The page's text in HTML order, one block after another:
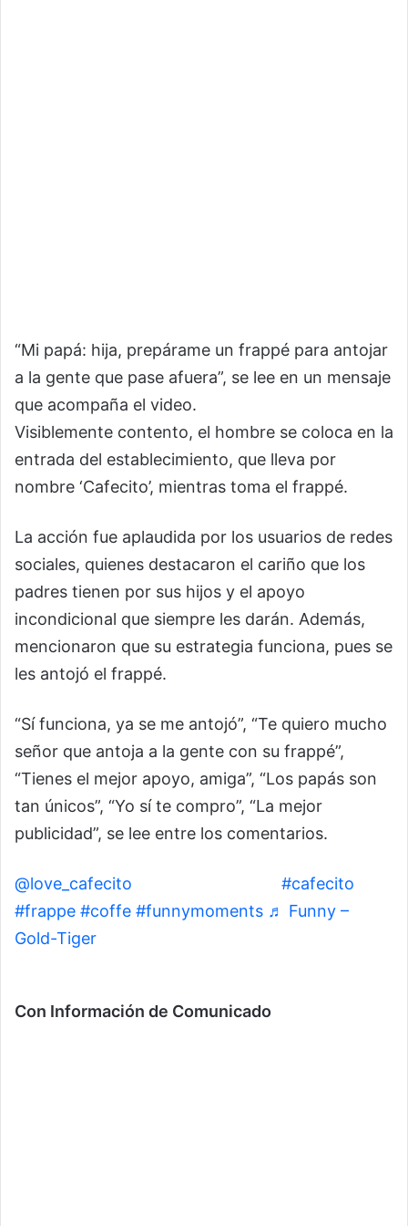
“Mi papá: hija, prepárame un frappé para antojar
a la gente que pase afuera”, se lee en un mensaje
que acompaña el video.
Visiblemente contento, el hombre se coloca en la
entrada del establecimiento, que lleva por
nombre ‘Cafecito’, mientras toma el frappé.
La acción fue aplaudida por los usuarios de redes
sociales, quienes destacaron el cariño que los
padres tienen por sus hijos y el apoyo
incondicional que siempre les darán. Además,
mencionaron que su estrategia funciona, pues se
les antojó el frappé.
“Sí funciona, ya se me antojó”, “Te quiero mucho
señor que antoja a la gente con su frappé”,
“Tienes el mejor apoyo, amiga”, “Los papás son
tan únicos”, “Yo sí te compro”, “La mejor
publicidad”, se lee entre los comentarios.
@love_cafecito
#cafecito
#frappe #coffe #funnymoments ♬ Funny –
Gold-Tiger
Con Información de Comunicado